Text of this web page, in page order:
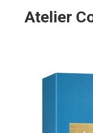
Atelier